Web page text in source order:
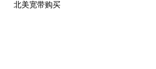
北美宽带购买